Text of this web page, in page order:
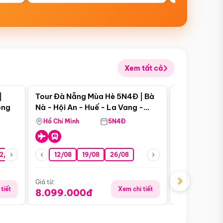
Xem tất cả
08 26/08 05/09 09/09 12/09
tiết
Điểm nổi bật
Tour Đà Nẵng Mùa Hè 5N4Đ | Bà
Nà - Hội An - Huế - La Vang -
Động Thiên Đường
Hồ Chí Minh 5N4Đ
12/08 19/08 26/08
Giá từ:
8.099.000đ Xem chi tiết
Giá từ:
›